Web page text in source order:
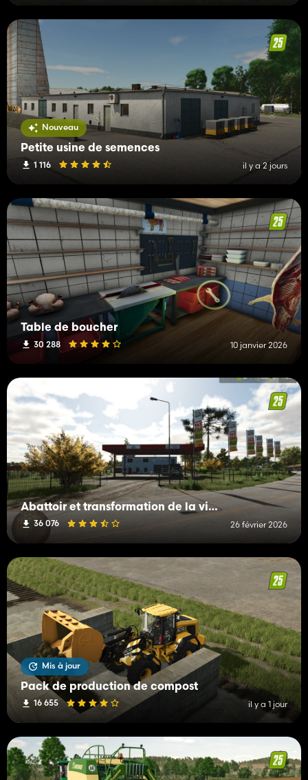
Nouveau
Petite usine de semences
1 116 il y a 2 jours
Table de boucher
30 288 10 janvier 2026
Abattoir et transformation de la viande
36 076 26 février 2026
Mis à jour
Pack de production de compost
16 655 il y a 1 jour